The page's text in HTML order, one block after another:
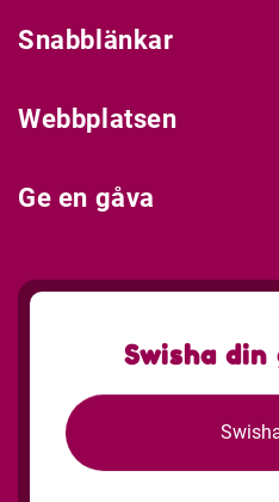
Snabblänkar
Webbplatsen
Ge en gåva
Swisha din